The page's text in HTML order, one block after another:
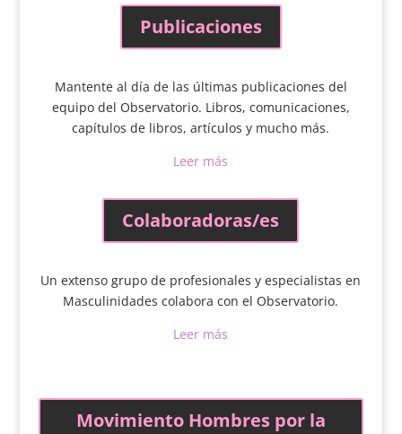
Publicaciones
Mantente al día de las últimas publicaciones del
equipo del Observatorio. Libros, comunicaciones,
capítulos de libros, artículos y mucho más.
Leer más
Colaboradoras/es
Un extenso grupo de profesionales y especialistas en
Masculinidades colabora con el Observatorio.
Leer más
Movimiento Hombres por la